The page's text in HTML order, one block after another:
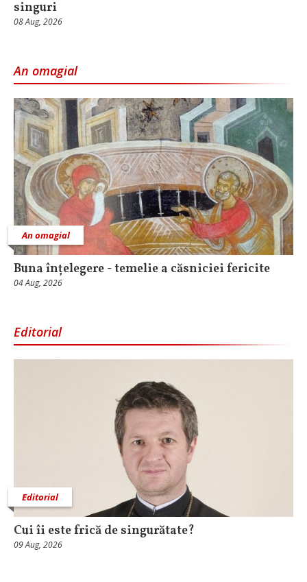
singuri
08 Aug, 2026
An omagial
An omagial
Buna înțelegere - temelie a căsniciei fericite
04 Aug, 2026
Editorial
Editorial
Cui îi este frică de singurătate?
09 Aug, 2026